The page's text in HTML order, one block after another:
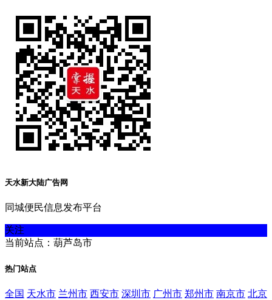
天水新大陆广告网
同城便民信息发布平台
关注
当前站点：葫芦岛市
热门站点
全国 天水市 兰州市 西安市 深圳市 广州市 郑州市 南京市 北京